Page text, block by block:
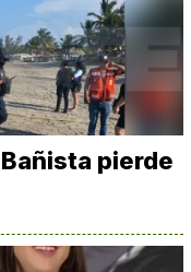
pierde